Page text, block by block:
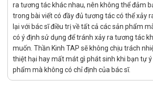
Cyclosporine: Meloxicam có thể tăng
của cyclosporine.
Furosemide và thuốc lợi tiểu thiazide:
giảm tác dụng lợi tiểu của các thuốc này.
Các lựa chọn thay thế
15mg/1,5 ml
ra tương tác khác nhau, nên không thể đảm
trong bài viết có đầy đủ tương tác có thể xảy
lại với bác sĩ điều trị về tất cả các sản phẩm
có ý định sử dụng để tránh xảy ra tương tác
muốn. Thần Kinh TAP sẽ không chịu trách
thiệt hại hay mất mát gì phát sinh khi bạn tự
phẩm mà không có chỉ định của bác sĩ.